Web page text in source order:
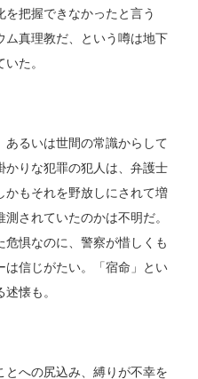
把握できなかったと言う
真理教だ、という噂は地下
た。
るいは世間の常識からして
りな犯罪の犯人は、弁護士
もそれを野放しにされて増
されていたのかは不明だ。
惧なのに、警察が惜しくも
信じがたい。「宿命」とい
懐も。
への尻込み、縛りが不幸を